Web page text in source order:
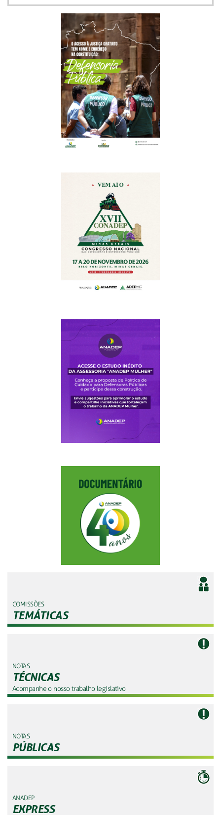
COMISSÕES
TEMÁTICAS
NOTAS
TÉCNICAS
Acompanhe o nosso trabalho legislativo
NOTAS
PÚBLICAS
ANADEP
EXPRESS